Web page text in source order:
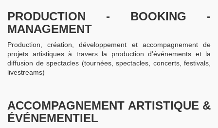
PRODUCTION - BOOKING -
MANAGEMENT
Production, création, développement et accompagnement de
projets artistiques à travers la production d’événements et la
diffusion de spectacles (tournées, spectacles, concerts, festivals,
livestreams)
ACCOMPAGNEMENT ARTISTIQUE &
ÉVÉNEMENTIEL